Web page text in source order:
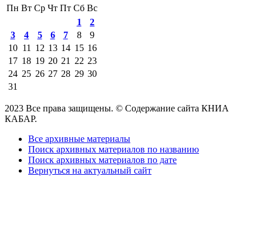
Пн Вт Ср Чт Пт Сб Вс
1
2
3
4 5 6 7 8
9
10 11 12 13 14 15 16
17 18 19 20 21 22 23
24 25 26 27 28 29 30
31
2023 Все права защищены. © Содержание сайта КНИА
КАБАР.
Все архивные материалы
Поиск архивных материалов по названию
Поиск архивных материалов по дате
Вернуться на актуальный сайт